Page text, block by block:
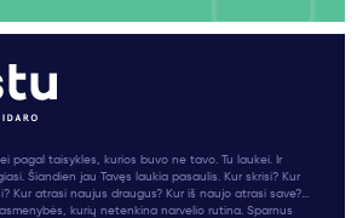
pagal taisykles, kurios buvo ne tavo. Tu laukei. Ir
Šiandien jau Tavęs laukia pasaulis. Kur skrisi? Kur
Kur atrasi naujus draugus? Kur iš naujo atrasi save?...
kurių netenkina narvelio rutina. Sparnus